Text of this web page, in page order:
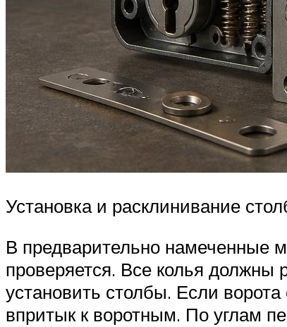
Установка и расклинивание
В предварительно намеченные
проверяется. Все колья должны
установить столбы. Если
впритык к воротным. По углам